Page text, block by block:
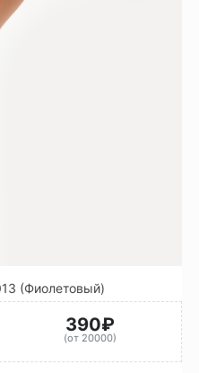
(Фиолетовый)
390₽
(от 20000)